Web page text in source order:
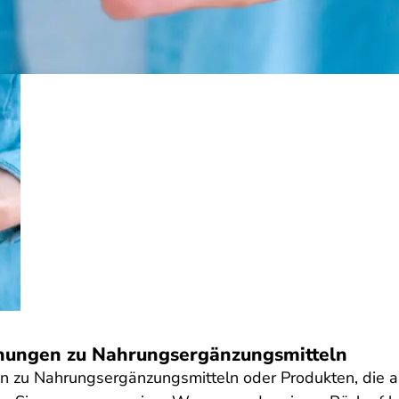
zu Nahrungsergänzungsmitteln
zu Nahrungsergänzungsmitteln oder Produkten, die